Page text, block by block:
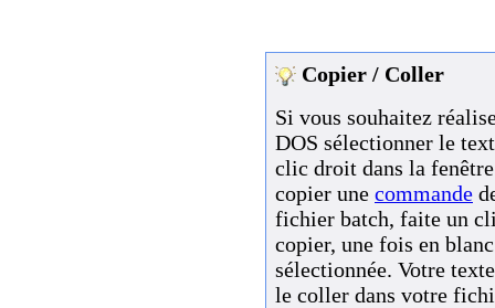
Copier / Coller
Si vous souhaitez
DOS sélectionner le
clic droit dans la
copier une commande
fichier batch, faite un
copier, une fois en
sélectionnée. Votre
le coller dans votre